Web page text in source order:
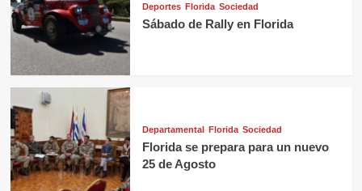
Deportes Florida Sociedad
Sábado de Rally en Florida
Departamental Florida Sociedad
Florida se prepara para un nuevo
25 de Agosto